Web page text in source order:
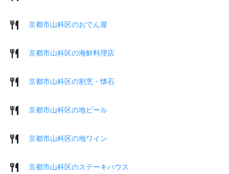
京都市山科区のおでん屋
京都市山科区の海鮮料理店
京都市山科区の割烹・懐石
京都市山科区の地ビール
京都市山科区の地ワイン
京都市山科区のステーキハウス